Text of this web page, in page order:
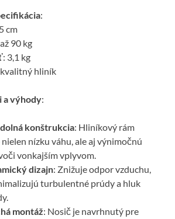
:
cm
90 kg
: 3,1 kg
hliník
a výhody:
konštrukcia: Hliníkový rám
nízku váhu, ale aj výnimočnú
vonkajším vplyvom.
dizajn: Znižuje odpor vzduchu,
turbulentné prúdy a hluk
montáž: Nosič je navrhnutý pre